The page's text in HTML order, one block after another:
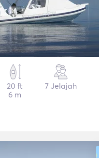
20 ft
6 m
7 Jelajah